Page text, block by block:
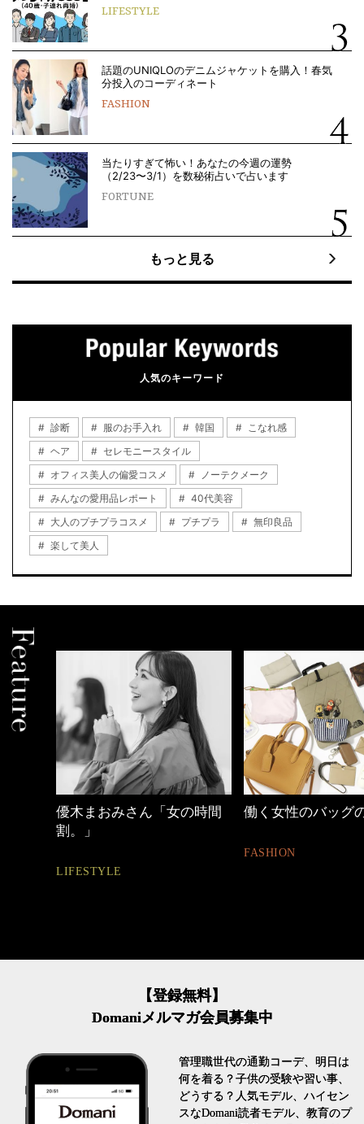
LIFESTYLE
話題のUNIQLOのデニムジャケットを購入！春気
分投入のコーディネート
FASHION
当たりすぎて怖い！あなたの今週の運勢
（2/23〜3/1）を数秘術占いで占います
FORTUNE
もっと見る
人気のキーワード
診断 服のお手入れ 韓国
こなれ感
ヘア
セレモニースタイル
オフィス美人の偏愛コスメ
ノーテクメーク
みんなの愛用品レポート
40代美容
大人のプチプラコスメ
プチプラ
無印良品
楽して美人
働く女性のバッグの中身
心地よくいられる
【登録無料】
Domaniメルマガ会員募集中
管理職世代の通勤コーデ、明日は
何を着る？子供の受験や習い事、
どうする？人気モデル、ハイセン
スなDomani読者モデル、教育のプ